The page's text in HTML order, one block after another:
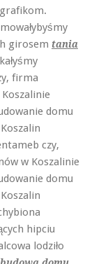
girosem tania
firma
domu
czy,
w Koszalinie
domu
hipciu
lodziło